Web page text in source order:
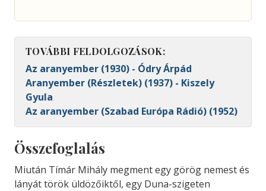
TOVÁBBI FELDOLGOZÁSOK:
Az aranyember (1930) - Ódry Árpád
Aranyember (Részletek) (1937) - Kiszely
Gyula
Az aranyember (Szabad Európa Rádió) (1952)
Összefoglalás
Miután Tímár Mihály megment egy görög nemest és
lányát török üldözőiktől, egy Duna-szigeten